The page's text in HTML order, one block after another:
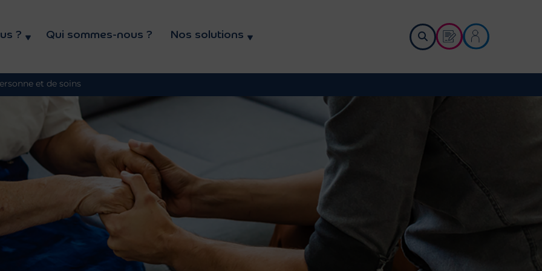
? Qui sommes-nous ? Nos solutions Demander un devis
Me connecter
et de soins